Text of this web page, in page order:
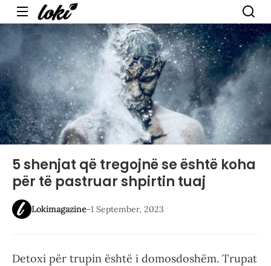
Menu
5 shenjat që tregojnë se është koha
për të pastruar shpirtin tuaj
Lokimagazine-1 September, 2023
Detoxi për trupin është i domosdoshëm. Trupat